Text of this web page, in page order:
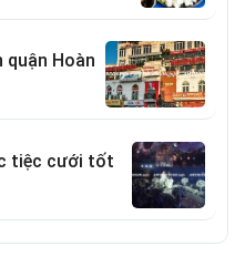
quận Hoàn
tiệc cưới tốt